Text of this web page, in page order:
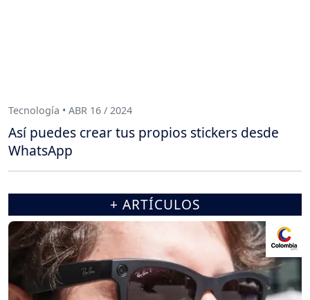
Tecnología • ABR 16 / 2024
Así puedes crear tus propios stickers desde
WhatsApp
+ ARTÍCULOS